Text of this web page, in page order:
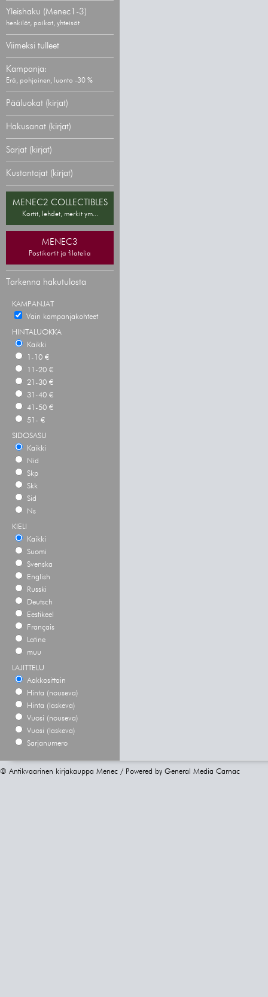
Yleishaku (Menec1-3)
henkilöt, paikat, yhteisöt
Viimeksi tulleet
Kampanja:
Erä, pohjoinen, luonto -30 %
Pääluokat (kirjat)
Hakusanat (kirjat)
Sarjat (kirjat)
Kustantajat (kirjat)
MENEC2 COLLECTIBLES
Kortit, lehdet, merkit ym...
MENEC3
Postikortit ja filatelia
Tarkenna hakutulosta
KAMPANJAT
Vain kampanjakohteet
HINTALUOKKA
Kaikki
1-10 €
11-20 €
21-30 €
31-40 €
41-50 €
51- €
SIDOSASU
Kaikki
Nid
Skp
Skk
Sid
Ns
KIELI
Kaikki
Suomi
Svenska
English
Russki
Deutsch
Eestikeel
Français
Latine
muu
LAJITTELU
Aakkosittain
Hinta (nouseva)
Hinta (laskeva)
Vuosi (nouseva)
Vuosi (laskeva)
Sarjanumero
© Antikvaarinen kirjakauppa Menec / Powered by General Media Carnac